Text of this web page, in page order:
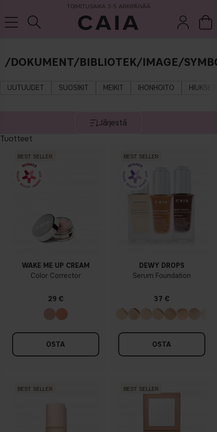
TOIMITUSAIKA 3-5 ARKIPÄIVÄÄ
/DOKUMENT/BIBLIOTEK/IMAGE/
UUTUUDET SUOSIKIT MEIKIT IHONHOITO HIUKSET
Järjestä
Tuotteet
BEST SELLER
WAKE ME UP CREAM
Color Corrector
29 €
OSTA
BEST SELLER
DEWY DROPS
Serum Foundation
37 €
OSTA
BEST SELLER BEST SELLER